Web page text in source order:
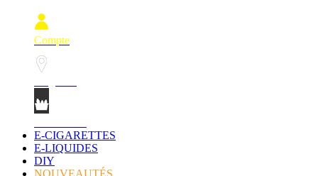
Compte
E-CIGARETTES
E-LIQUIDES
DIY
NOUVEAUTÉS